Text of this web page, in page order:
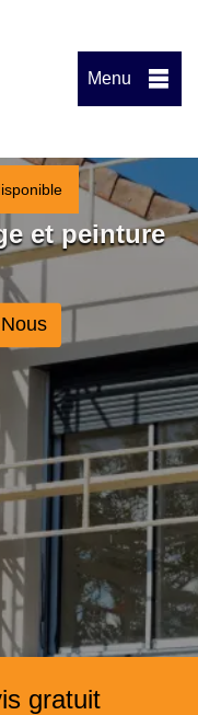
Menu
et peinture
gratuit